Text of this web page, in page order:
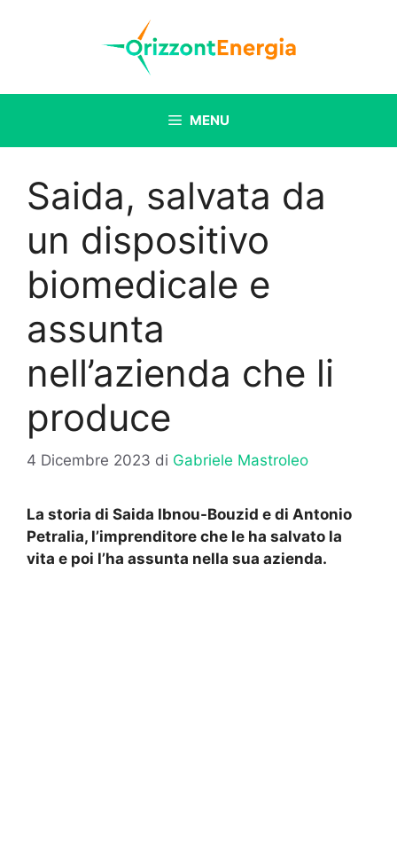
MENU
Saida, salvata da
un dispositivo
biomedicale e
assunta
nell’azienda che li
produce
4 Dicembre 2023 di Gabriele Mastroleo
La storia di Saida Ibnou-Bouzid e di Antonio
Petralia, l’imprenditore che le ha salvato la
vita e poi l’ha assunta nella sua azienda.